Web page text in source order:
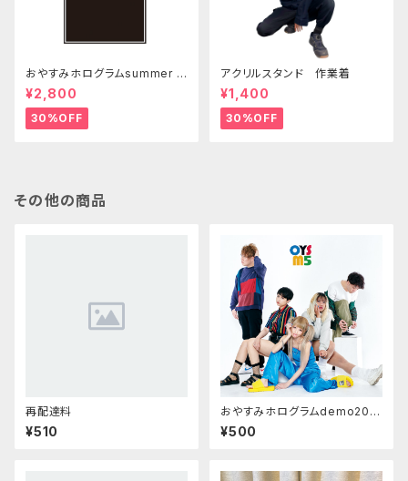
おやすみホログラムsummer T
シャツ
¥2,800
30%OFF
アクリルスタンド 作業着
¥1,400
30%OFF
その他の商品
再配達料
¥510
おやすみホログラムdemo202
2/「nightsout」「カウントゼロ」
¥500